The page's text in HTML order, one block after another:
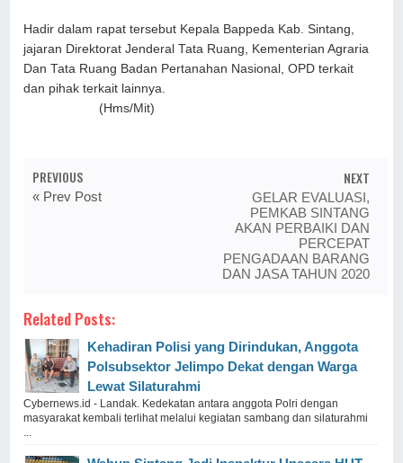
Hadir dalam rapat tersebut Kepala Bappeda Kab. Sintang,
jajaran Direktorat Jenderal Tata Ruang, Kementerian Agraria
Dan Tata Ruang Badan Pertanahan Nasional, OPD terkait
dan pihak terkait lainnya.
(Hms/Mit)
PREVIOUS
« Prev Post
NEXT
GELAR EVALUASI,
PEMKAB SINTANG
AKAN PERBAIKI DAN
PERCEPAT
PENGADAAN BARANG
DAN JASA TAHUN 2020
Related Posts:
Kehadiran Polisi yang Dirindukan, Anggota
Polsubsektor Jelimpo Dekat dengan Warga
Lewat Silaturahmi
Cybernews.id - Landak. Kedekatan antara anggota Polri dengan
masyarakat kembali terlihat melalui kegiatan sambang dan silaturahmi